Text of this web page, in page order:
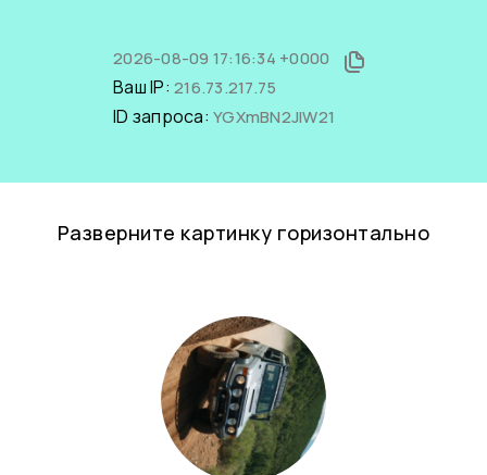
2026-08-09 17:16:34 +0000
Ваш IP: 216.73.217.75
ID запроса: YGXmBN2JlW21
Разверните картинку горизонтально